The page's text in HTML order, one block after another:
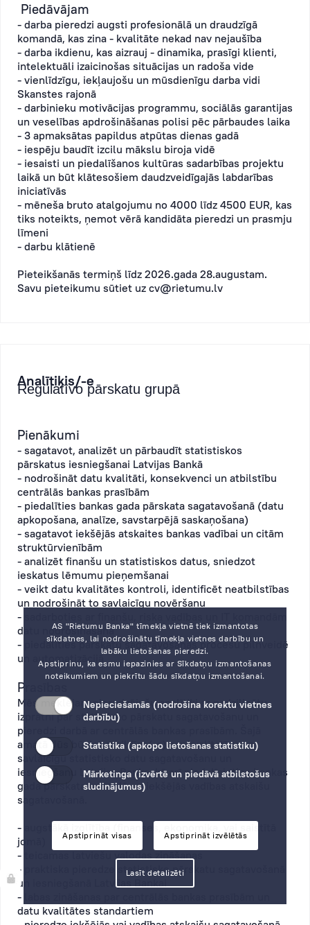
Piedāvājam
- darba pieredzi augsti profesionālā un draudzīgā
komandā, kas zina - kvalitāte nekad nav nejaušība
- darba ikdienu, kas aizrauj - dinamika, prasīgi klienti,
intelektuāli izaicinošas situācijas un radoša vide
- vienlīdzīgu, iekļaujošu un mūsdienīgu darba vidi
Skanstes rajonā
- darbinieku motivācijas programmu, sociālās garantijas
un veselības apdrošināšanas polisi pēc pārbaudes laika
- 3 apmaksātas papildus atpūtas dienas gadā
- iespēju baudīt izcilu mākslu biroja vidē
- iesaisti un piedalīšanos kultūras sadarbības projektu
laikā un būt klātesošiem daudzveidīgajās labdarības
iniciatīvās
- mēneša bruto atalgojumu no 4000 līdz 4500 EUR, kas
tiks noteikts, ņemot vērā kandidāta pieredzi un prasmju
līmeni
- darbu klātienē
Pieteikšanās termiņš līdz 2026.gada 28.augustam.
Savu pieteikumu sūtiet uz cv@rietumu.lv
Analītiķis/-e
Regulatīvo pārskatu grupā
Pienākumi
- sagatavot, analizēt un pārbaudīt statistiskos
pārskatus iesniegšanai Latvijas Bankā
- nodrošināt datu kvalitāti, konsekvenci un atbilstību
centrālās bankas prasībām
- piedalīties bankas gada pārskata sagatavošanā (datu
apkopošana, analīze, savstarpējā saskaņošana)
- sagatavot iekšējās atskaites bankas vadībai un citām
struktūrvienībām
- analizēt finanšu un statistiskos datus, sniedzot
ieskatus lēmumu pieņemšanai
- veikt datu kvalitātes kontroli, identificēt neatbilstības
un nodrošināt to savlaicīgu novēršanu
- sadarboties ar finanšu, riska vadības un IT komandām
datu nodrošināšanā
- piedalīties pārskatu sagatavošanas procesu pilnveidē
un automatizācijā
Prasības
Mēs meklējam pieredzējušu analītiķi ar padziļinātu
izpratni par statistisko pārskatu sagatavošanu un
pieredzi darbā ar centrālās bankas prasībām. Šajā
amatā Jūs būsiet atbildīgs(-a) par kvalitatīvu un
savlaicīgu statistisko datu sagatavošanu un
iesniegšanu Latvijas Banka, kā arī piedalīsieties bankas
gada pārskata izstrādē un iekšējās vadības atskaišu
sagatavošanā.
- augstākā izglītība (finanses, ekonomika, vai saistītā
jomā)
- teicamas latviešu valodas zināšanas
- praktiska pieredze statistisko pārskatu sagatavošanā
un iesniegšanā Latvijas Bankai
- labas zināšanas par centrālās bankas prasībām un
datu kvalitātes standartiem
AS "Rietumu Banka" tīmekļa vietnē tiek izmantotas
sīkdatnes, lai nodrošinātu tīmekļa vietnes darbību un
labāku lietošanas pieredzi.
Apstiprinu, ka esmu iepazinies ar Sīkdatņu izmantošanas
noteikumiem un piekrītu šādu sīkdatņu izmantošanai.
Nepieciešamās (nodrošina korektu vietnes
darbību)
Statistika (apkopo lietošanas statistiku)
Mārketinga (izvērtē un piedāvā atbilstošus
sludinājumus)
Apstiprināt visas Apstiprināt izvēlētās
Lasīt detalizēti